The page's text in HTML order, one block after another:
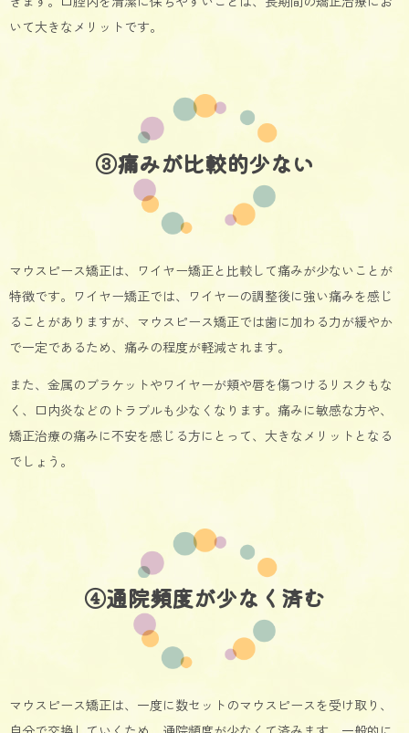
いて大きなメリットです。
③痛みが比較的少ない
マウスピース矯正は、ワイヤー矯正と比較して痛みが少ないことが
特徴です。ワイヤー矯正では、ワイヤーの調整後に強い痛みを感じ
ることがありますが、マウスピース矯正では歯に加わる力が緩やか
で一定であるため、痛みの程度が軽減されます。
また、金属のブラケットやワイヤーが頬や唇を傷つけるリスクもな
く、口内炎などのトラブルも少なくなります。痛みに敏感な方や、
矯正治療の痛みに不安を感じる方にとって、大きなメリットとなる
でしょう。
④通院頻度が少なく済む
マウスピース矯正は、一度に数セットのマウスピースを受け取り、